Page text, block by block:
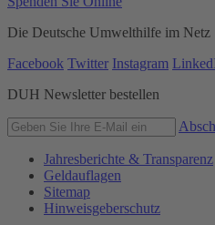
Die Deutsche Umwelthilfe im Netz
Facebook Twitter Instagram
DUH Newsletter bestellen
Jahresberichte & Transparenz
Geldauflagen
Sitemap
Hinweisgeberschutz